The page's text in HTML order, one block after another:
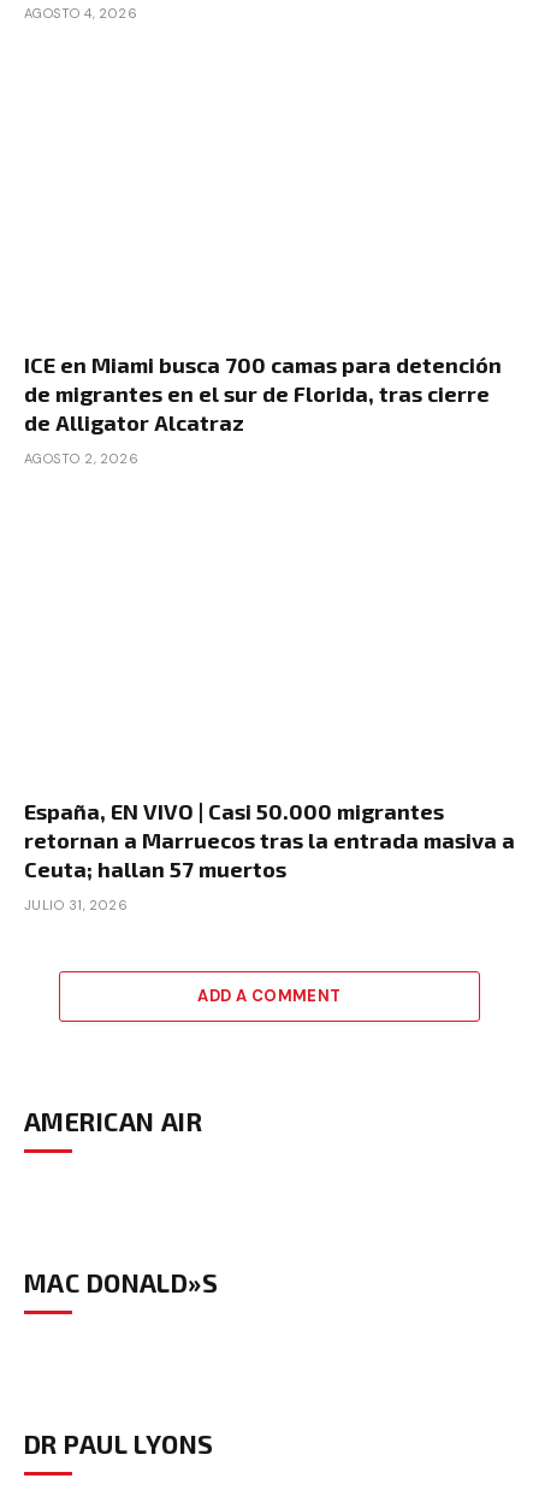
AGOSTO 4, 2026
ICE en Miami busca 700 camas para detención
de migrantes en el sur de Florida, tras cierre
de Alligator Alcatraz
AGOSTO 2, 2026
España, EN VIVO | Casi 50.000 migrantes
retornan a Marruecos tras la entrada masiva a
Ceuta; hallan 57 muertos
JULIO 31, 2026
ADD A COMMENT
AMERICAN AIR
MAC DONALD»S
DR PAUL LYONS